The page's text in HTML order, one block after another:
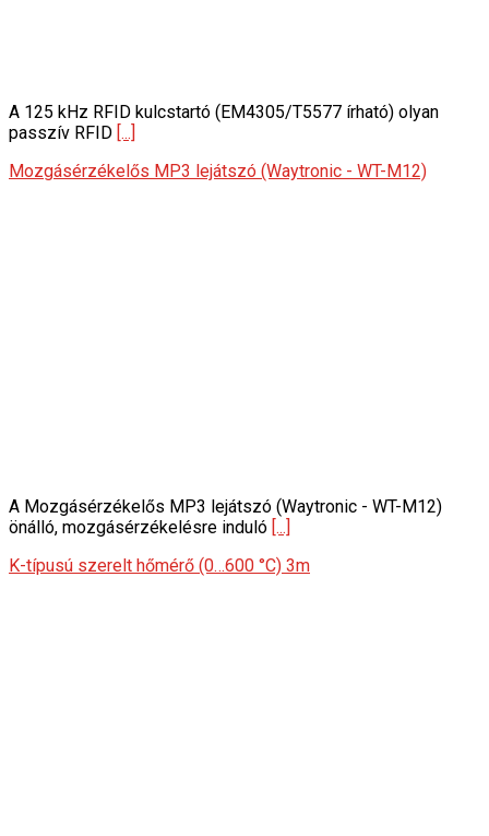
A 125 kHz RFID kulcstartó (EM4305/T5577 írható) olyan
passzív RFID [...]
Mozgásérzékelős MP3 lejátszó (Waytronic - WT-M12)
A Mozgásérzékelős MP3 lejátszó (Waytronic - WT-M12)
önálló, mozgásérzékelésre induló [...]
K-típusú szerelt hőmérő (0…600 °C) 3m